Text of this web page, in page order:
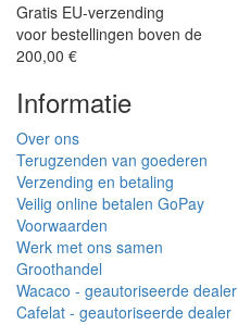
Gratis EU-verzending
voor bestellingen boven de
200,00 €
Informatie
Over ons
Terugzenden van goederen
Verzending en betaling
Veilig online betalen GoPay
Voorwaarden
Werk met ons samen
Groothandel
Wacaco - geautoriseerde dealer
Cafelat - geautoriseerde dealer